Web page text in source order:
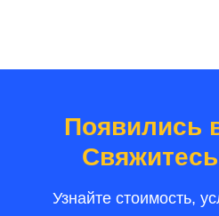
Появились
Узнайте стоимость,